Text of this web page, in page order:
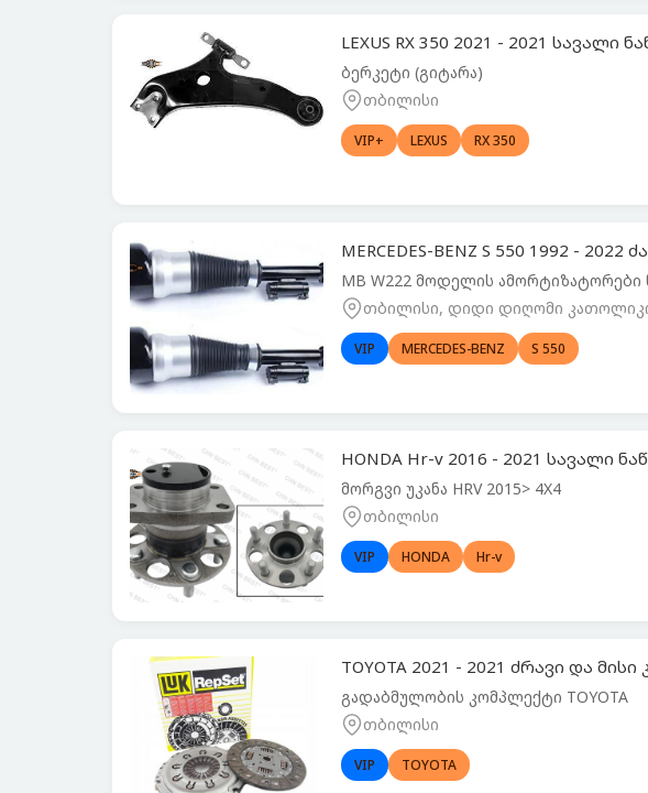
LEXUS RX 350 2021 - 2021 სავალი
ბერკეტი (გიტარა)
თბილისი
VIP+ LEXUS RX 350
MERCEDES-BENZ S 550 1992 -
MB W222 მოდელის ამორტიზატორები
თბილისი, დიდი დიღომი
VIP MERCEDES-BENZ S 550
HONDA Hr-v 2016 - 2021 სავალი
მორგვი უკანა HRV 2015> 4X4
თბილისი
VIP HONDA Hr-v
TOYOTA 2021 - 2021 ძრავი და
გადაბმულობის კომპლექტი TOYOTA
თბილისი
VIP TOYOTA